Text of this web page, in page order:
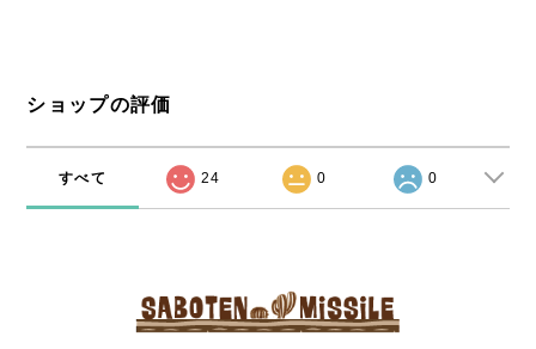
ショップの評価
すべて 24 0 0